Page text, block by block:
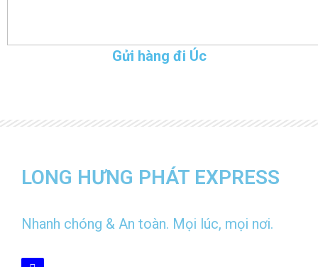
Gửi hàng đi Úc
LONG HƯNG PHÁT EXPRESS
Nhanh chóng & An toàn. Mọi lúc, mọi nơi.